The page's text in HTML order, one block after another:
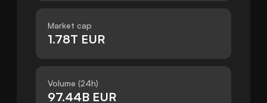
Market cap
1.78T EUR
Volume (24h)
97.44B EUR